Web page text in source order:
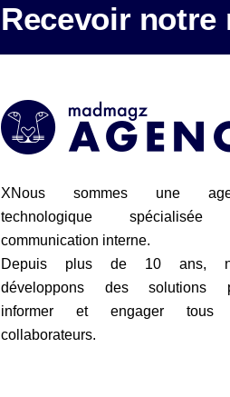
Recevoir notre
XNous sommes une
technologique
communication interne.
Depuis plus de 10 ans,
développons des solutions
informer et engager tous
collaborateurs.